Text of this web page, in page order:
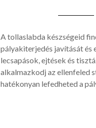
A tollaslabda készségeid
pályakiterjedés javítását és
lecsapások, ejtések és
alkalmazkodj az ellenfeled
hatékonyan lefedheted a